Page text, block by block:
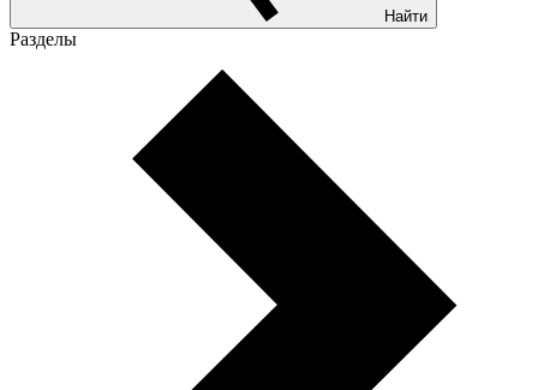
Найти
Разделы